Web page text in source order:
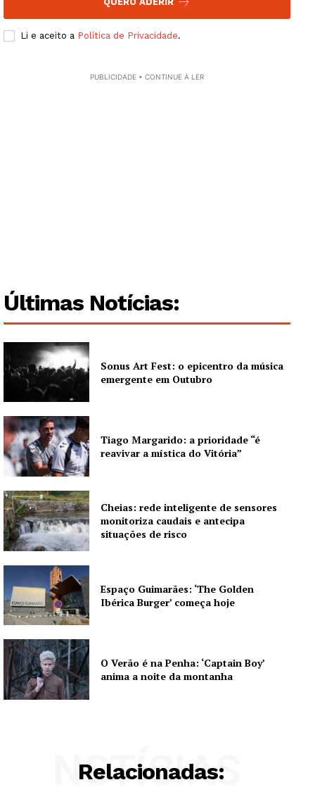
Li e aceito a Política de Privacidade.
PUBLICIDADE • CONTINUE A LER
Últimas Notícias:
Sonus Art Fest: o epicentro da música
emergente em Outubro
Tiago Margarido: a prioridade “é
reavivar a mística do Vitória”
Cheias: rede inteligente de sensores
monitoriza caudais e antecipa
situações de risco
Espaço Guimarães: ‘The Golden
Ibérica Burger’ começa hoje
O Verão é na Penha: ‘Captain Boy’
anima a noite da montanha
Relacionadas:
NOTÍCIAS